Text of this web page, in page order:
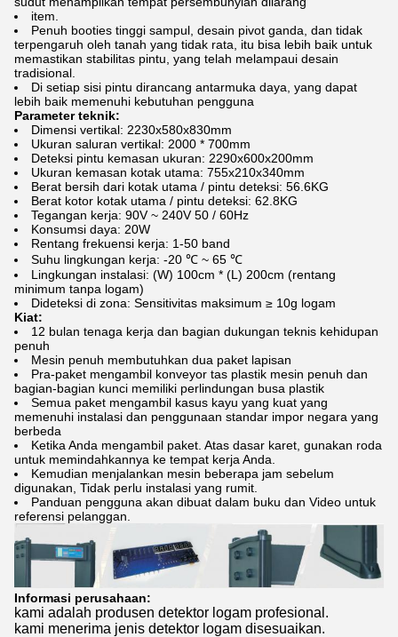
item.
Penuh booties tinggi sampul, desain pivot ganda, dan tidak
terpengaruh oleh tanah yang tidak rata, itu bisa lebih baik untuk
memastikan stabilitas pintu, yang telah melampaui desain
tradisional.
Di setiap sisi pintu dirancang antarmuka daya, yang dapat
lebih baik memenuhi kebutuhan pengguna
Parameter teknik:
Dimensi vertikal: 2230x580x830mm
Ukuran saluran vertikal: 2000 * 700mm
Deteksi pintu kemasan ukuran: 2290x600x200mm
Ukuran kemasan kotak utama: 755x210x340mm
Berat bersih dari kotak utama / pintu deteksi: 56.6KG
Berat kotor kotak utama / pintu deteksi: 62.8KG
Tegangan kerja: 90V ~ 240V 50 / 60Hz
Konsumsi daya: 20W
Rentang frekuensi kerja: 1-50 band
Suhu lingkungan kerja: -20 ℃ ~ 65 ℃
Lingkungan instalasi: (W) 100cm * (L) 200cm (rentang
minimum tanpa logam)
Dideteksi di zona: Sensitivitas maksimum ≥ 10g logam
Kiat:
12 bulan tenaga kerja dan bagian dukungan teknis kehidupan
penuh
Mesin penuh membutuhkan dua paket lapisan
Pra-paket mengambil konveyor tas plastik mesin penuh dan
bagian-bagian kunci memiliki perlindungan busa plastik
Semua paket mengambil kasus kayu yang kuat yang
memenuhi instalasi dan penggunaan standar impor negara yang
berbeda
Ketika Anda mengambil paket. Atas dasar karet, gunakan roda
untuk memindahkannya ke tempat kerja Anda.
Kemudian menjalankan mesin beberapa jam sebelum
digunakan, Tidak perlu instalasi yang rumit.
Panduan pengguna akan dibuat dalam buku dan Video untuk
referensi pelanggan.
Informasi perusahaan:
kami adalah produsen detektor logam profesional.
kami menerima jenis detektor logam disesuaikan.